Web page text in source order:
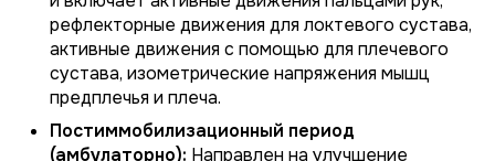
рефлекторные движения для локтевого сустава,
активные движения с помощью для плечевого
сустава, изометрические напряжения мышц
предплечья и плеча.
Постиммобилизационный период
(амбулаторно): Направлен на улучшение